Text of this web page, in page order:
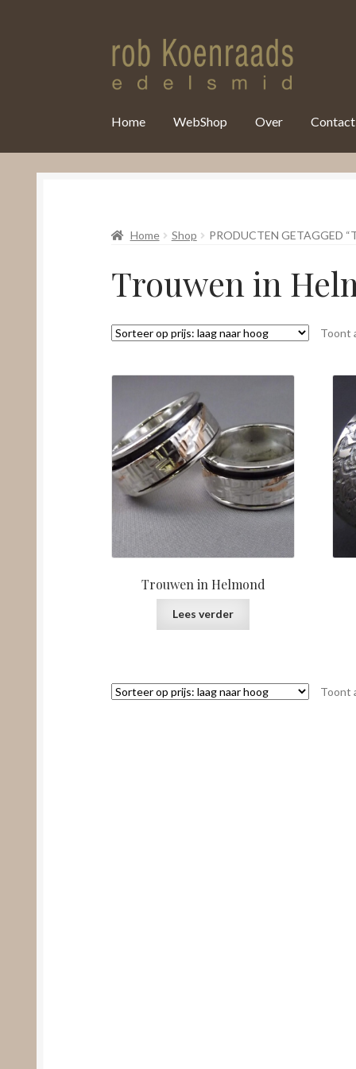
Home WebShop Over Contact
Home Shop PRODUCTEN GETAGGED
Trouwen in
Toont
Trouwen in Helmond
Lees verder
Toont